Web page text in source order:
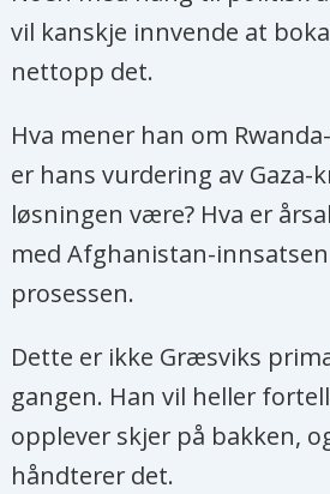
vil kanskje innvende at
nettopp det.
Hva mener han om
er hans vurdering av Gaza-
løsningen være? Hva er
med Afghanistan-
prosessen.
Dette er ikke Græsviks
gangen. Han vil heller
opplever skjer på bakken,
håndterer det.